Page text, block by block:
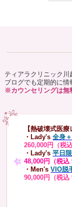
ティアラクリニック川
ブログでも定期的に情
※カウンセリングは無
【熱破壊式医療
・Lady's 全身
260,000円（税
・Lady's平日
48,000円（税込
・Men's VIO脱
90,000円（税込